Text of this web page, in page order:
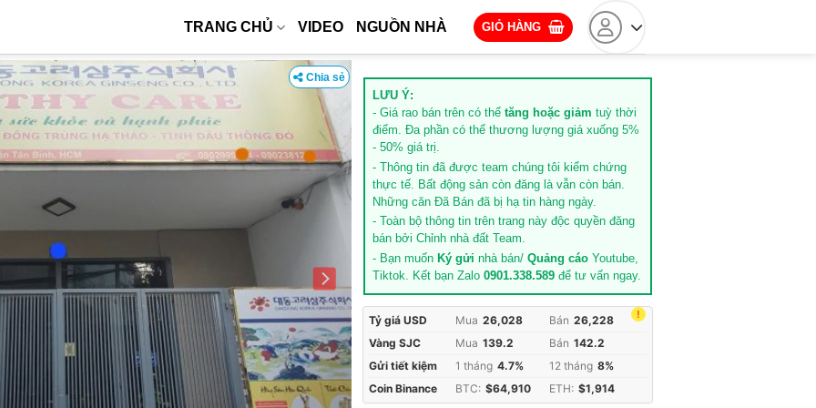
TRANG CHỦ VIDEO NGUỒN NHÀ GIỎ HÀNG
Chia sẻ
LƯU Ý:
- Giá rao bán trên có thể tăng hoặc giảm tuỳ thời
điểm. Đa phần có thể thương lượng giá xuống 5%
- 50% giá trị.
- Thông tin đã được team chúng tôi kiểm chứng
thực tế. Bất động sản còn đăng là vẫn còn bán.
Những căn Đã Bán đã bị hạ tin hàng ngày.
- Toàn bộ thông tin trên trang này độc quyền đăng
bán bởi Chỉnh nhà đất Team.
- Bạn muốn Ký gửi nhà bán/ Quảng cáo Youtube,
Tiktok. Kết bạn Zalo 0901.338.589 để tư vấn ngay.
!
Tỷ giá USD Mua 26,028 Bán 26,228
Vàng SJC
Mua 139.2 Bán 142.2
Gửi tiết kiệm
1 tháng 4.7% 12 tháng 8%
Coin Binance
BTC: $64,910 ETH: $1,914